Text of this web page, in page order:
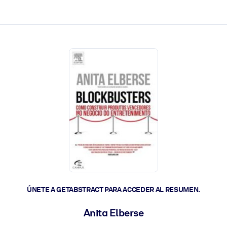
ÚNETE A GETABSTRACT PARA ACCEDER AL RESUMEN.
Anita Elberse